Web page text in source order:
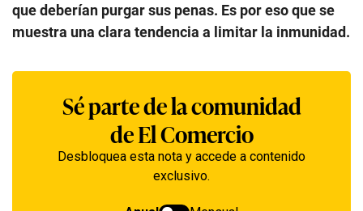
que deberían purgar sus penas. Es por eso que se
muestra una clara tendencia a limitar la inmunidad.